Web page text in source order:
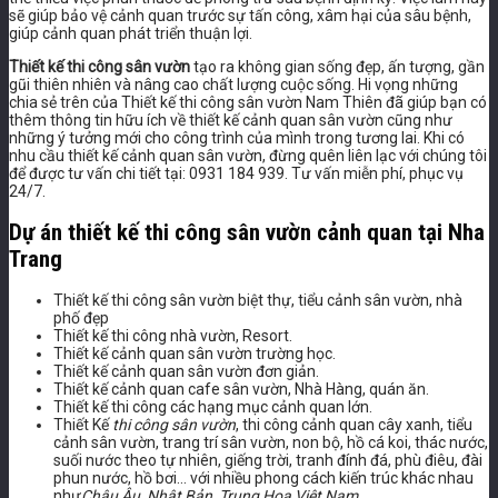
sẽ giúp bảo vệ cảnh quan trước sự tấn công, xâm hại của sâu bệnh,
giúp cảnh quan phát triển thuận lợi.
Thiết kế thi công sân vườntạo ra không gian sống đẹp, ấn tượng, gần
gũi thiên nhiên và nâng cao chất lượng cuộc sống. Hi vọng những
chia sẻ trên của Thiết kế thi công sân vườn Nam Thiên đã giúp bạn có
thêm thông tin hữu ích về thiết kế cảnh quan sân vườn cũng như
những ý tưởng mới cho công trình của mình trong tương lai. Khi có
nhu cầu thiết kế cảnh quan sân vườn, đừng quên liên lạc với chúng tôi
để được tư vấn chi tiết tại: 0931 184 939. Tư vấn miễn phí, phục vụ
24/7.
Dự án thiết kế thi công sân vườn cảnh quan tại Nha
Trang
Thiết kế thi công sân vườn biệt thự, tiểu cảnh sân vườn, nhà
phố đẹp
Thiết kế thi công nhà vườn, Resort.
Thiết kế cảnh quan sân vườn trường học.
Thiết kế cảnh quan sân vườn đơn giản.
Thiết kế cảnh quan cafe sân vườn, Nhà Hàng, quán ăn.
Thiết kế thi công các hạng mục cảnh quan lớn.
Thiết Kếthi công sân vườn, thi công cảnh quan cây xanh, tiểu
cảnh sân vườn, trang trí sân vườn, non bộ, hồ cá koi, thác nước,
suối nước theo tự nhiên, giếng trời, tranh đính đá, phù điêu, đài
phun nước, hồ bơi… với nhiều phong cách kiến trúc khác nhau